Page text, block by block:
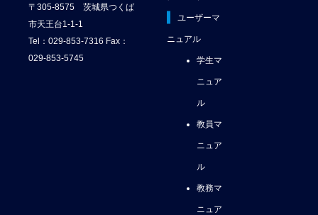
〒305-8575 茨城県つくば
市天王台1-1-1
Tel：029-853-7316 Fax：
029-853-5745
ユーザーマ
ニュアル
学生マ
ニュア
ル
教員マ
ニュア
ル
教務マ
ニュア